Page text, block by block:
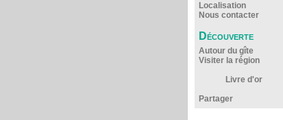
Localisation
Nous contacter
Découverte
Autour du gîte
Visiter la région
Livre d'or
Partager